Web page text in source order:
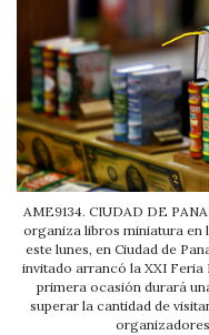
AME9134. CIUDAD DE
organiza libros miniatura en
este lunes, en Ciudad de
invitado arrancó la XXI
primera ocasión durará
superar la cantidad de